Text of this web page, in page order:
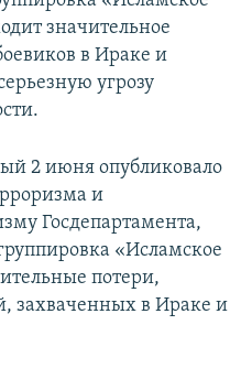
значительное
в Ираке и
угрозу
2 июня опубликовало
и
Госдепартамента,
«Исламское
потери,
захваченных в Ираке и